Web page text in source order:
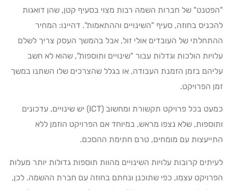
"הפטנט" של חברות השמה רבות מצוי בסעיף קטן, שהן דואגות
להכניס בחוזה, סעיף "השינויים וההתאמות". דהיינו: המחיר
ההתחלתי של העובדים אולי זול, אבל בהמשך העסק צריך לשלם
עלויות הולכות וגדלות עבור "שינויים ותוספות", שהוא לא חשב
עליהם בזמן הזמנת העבודה, או בגלל שהצרכים שלו השתנו במשך
זמן הפרויקט.
כמעט בכל פרויקט תקשורת ומחשוב (ICT) יש שינויים, עדכונים
ותוספות, שלא נצפו מראש, במיוחד אם הפרויקט הוזמן ללא
התייעצות עם מומחים, טרם חתימת ההסכם.
לעיתים קרובות עלויות השינויים מהוות תוספות גדולות יותר מעלות
הפרויקט עצמו, כפי שתוכנן ונחתם בחוזה עם חברת ההשמה. לכן,